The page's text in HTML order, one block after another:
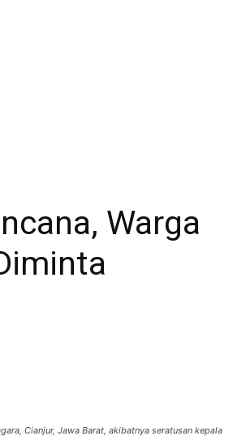
Warga
Cianjur, Jawa Barat, akibatnya seratusan kepala